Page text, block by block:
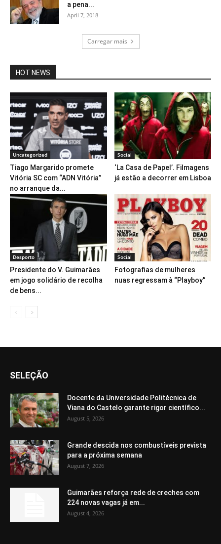
a pena...
April 7, 2018
Carregar mais
HOT NEWS
Uncategorized
Tiago Margarido promete
Vitória SC com “ADN Vitória”
no arranque da...
Social
‘La Casa de Papel’. Filmagens
já estão a decorrer em Lisboa
Desporto
Presidente do V. Guimarães
em jogo solidário de recolha
de bens...
Social
Fotografias de mulheres
nuas regressam à “Playboy”
SELEÇÃO
Docente da Universidade Politécnica de
Viana do Castelo garante rigor científico...
August 5, 2026
Grande descida nos combustíveis prevista
para a próxima semana
August 7, 2026
Guimarães reforça rede de creches com
224 novas vagas já em...
August 4, 2026